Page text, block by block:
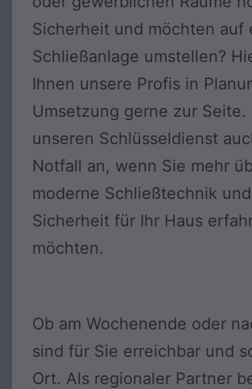
Sicherheit und möchten auf
Schließanlage umstellen?
Ihnen unsere Profis in
Umsetzung gerne zur Seite.
unseren Schlüsseldienst
Notfall an, wenn Sie mehr
moderne Schließtechnik und
Sicherheit für Ihr Haus
möchten.
Ob am Wochenende oder
sind für Sie erreichbar und
Ort. Als regionaler Partner